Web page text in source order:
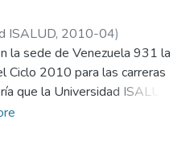
ISALUD, 2010-04)
de Comunicación,
ISALUD;Departamento de
Universidad ISALUD
la sede de Venezuela 931 la
Ciclo 2010 para las carreras
que la Universidad ISALUD
con la Federación de